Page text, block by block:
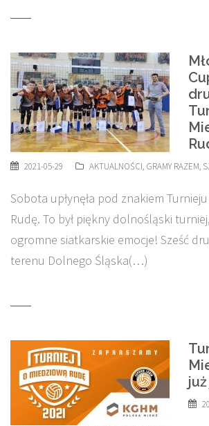
2021-05-29 AKTUALNOŚCI, GRAMY RAZEM,
Sobota upłynęła pod znakiem
Rudę. To był piękny dolnośląski
ogromne siatkarskie emocje! Sześć
terenu Dolnego Śląska(…)